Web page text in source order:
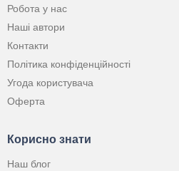
Робота у нас
Наші автори
Контакти
Політика конфіденційності
Угода користувача
Оферта
Корисно знати
Наш блог